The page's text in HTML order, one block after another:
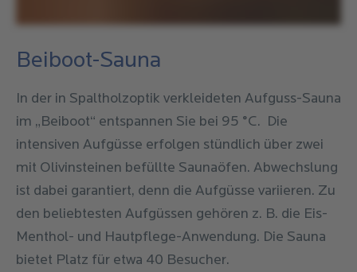
Beiboot-Sauna
In der in Spaltholzoptik verkleideten Aufguss-Sauna
im „Beiboot“ entspannen Sie bei 95 °C. Die
intensiven Aufgüsse erfolgen stündlich über zwei
mit Olivinsteinen befüllte Saunaöfen. Abwechslung
ist dabei garantiert, denn die Aufgüsse variieren. Zu
den beliebtesten Aufgüssen gehören z. B. die Eis-
Menthol- und Hautpflege-Anwendung. Die Sauna
bietet Platz für etwa 40 Besucher.